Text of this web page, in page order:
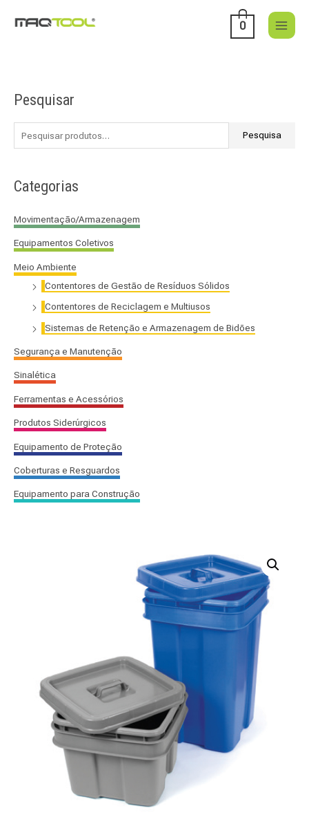
0
Pesquisar
P
i
a
r
p
Pesquisa
Categorias
Movimentação/Armazenagem
Equipamentos Coletivos
Meio Ambiente
Contentores de Gestão de Resíduos Sólidos
Contentores de Reciclagem e Multiusos
Sistemas de Retenção e Armazenagem de Bidões
Segurança e Manutenção
Sinalética
Ferramentas e Acessórios
Produtos Siderúrgicos
Equipamento de Proteção
Coberturas e Resguardos
Equipamento para Construção